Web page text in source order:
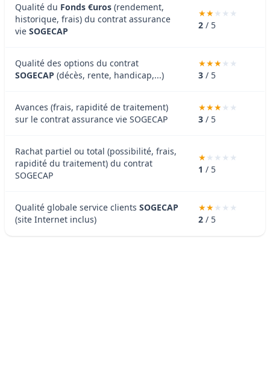
Qualité du Fonds €uros (rendement,
historique, frais) du contrat assurance
vie SOGECAP
2 / 5
Qualité des options du contrat
SOGECAP (décès, rente, handicap,...) 3 / 5
Avances (frais, rapidité de traitement)
sur le contrat assurance vie SOGECAP
3 / 5
Rachat partiel ou total (possibilité, frais,
rapidité du traitement) du contrat
SOGECAP
1 / 5
Qualité globale service clients SOGECAP
(site Internet inclus)
2 / 5